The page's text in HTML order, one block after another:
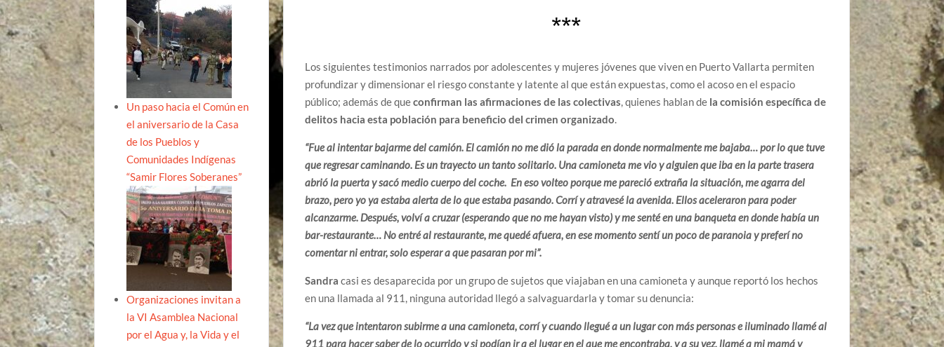
***
Los siguientes testimonios narrados por adolescentes y mujeres jóvenes que viven en Puerto Vallarta permiten
profundizar y dimensionar el riesgo constante y latente al que están expuestas, como el acoso en el espacio
público; además de queconfirman las afirmaciones de las colectivas, quienes hablan de la comisión específica de
delitos hacia esta población para beneficio del crimen organizado.
“Fue al intentar bajarme del camión. El camión no me dió la parada en donde normalmente me bajaba… por lo que tuve
que regresar caminando. Es un trayecto un tanto solitario. Una camioneta me vio y alguien que iba en la parte trasera
abrió la puerta y sacó medio cuerpo del coche. En eso volteo porque me pareció extraña la situación, me agarra del
brazo, pero yo ya estaba alerta de lo que estaba pasando. Corrí y atravesé la avenida. Ellos aceleraron para poder
alcanzarme. Después, volví a cruzar (esperando que no me hayan visto) y me senté en una banqueta en donde había un
bar-restaurante… No entré al restaurante, me quedé afuera, en ese momento sentí un poco de paranoia y preferí no
comentar ni entrar, solo esperar a que pasaran por mi”.
Sandra casi es desaparecida por un grupo de sujetos que viajaban en una camioneta y aunque reportó los hechos
en una llamada al 911, ninguna autoridad llegó a salvaguardarla y tomar su denuncia:
“La vez que intentaron subirme a una camioneta, corrí y cuando llegué a un lugar con más personas e iluminado llamé al
911 para hacer saber de lo ocurrido y si podían ir a el lugar en el que me encontraba, y a su vez, llamé a mi mamá y
Un paso hacia el Común en
el aniversario de la Casa
de los Pueblos y
Comunidades Indígenas
“Samir Flores Soberanes”
Organizaciones invitan a
la VI Asamblea Nacional
por el Agua y, la Vida y el